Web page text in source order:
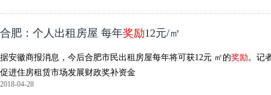
合肥：个人出租房屋 每年奖励12元/㎡
据安徽商报消息，今后合肥市民出租房屋每年将可获12元 ㎡的奖励。记
促进住房租赁市场发展财政奖补资金
2018-04-28